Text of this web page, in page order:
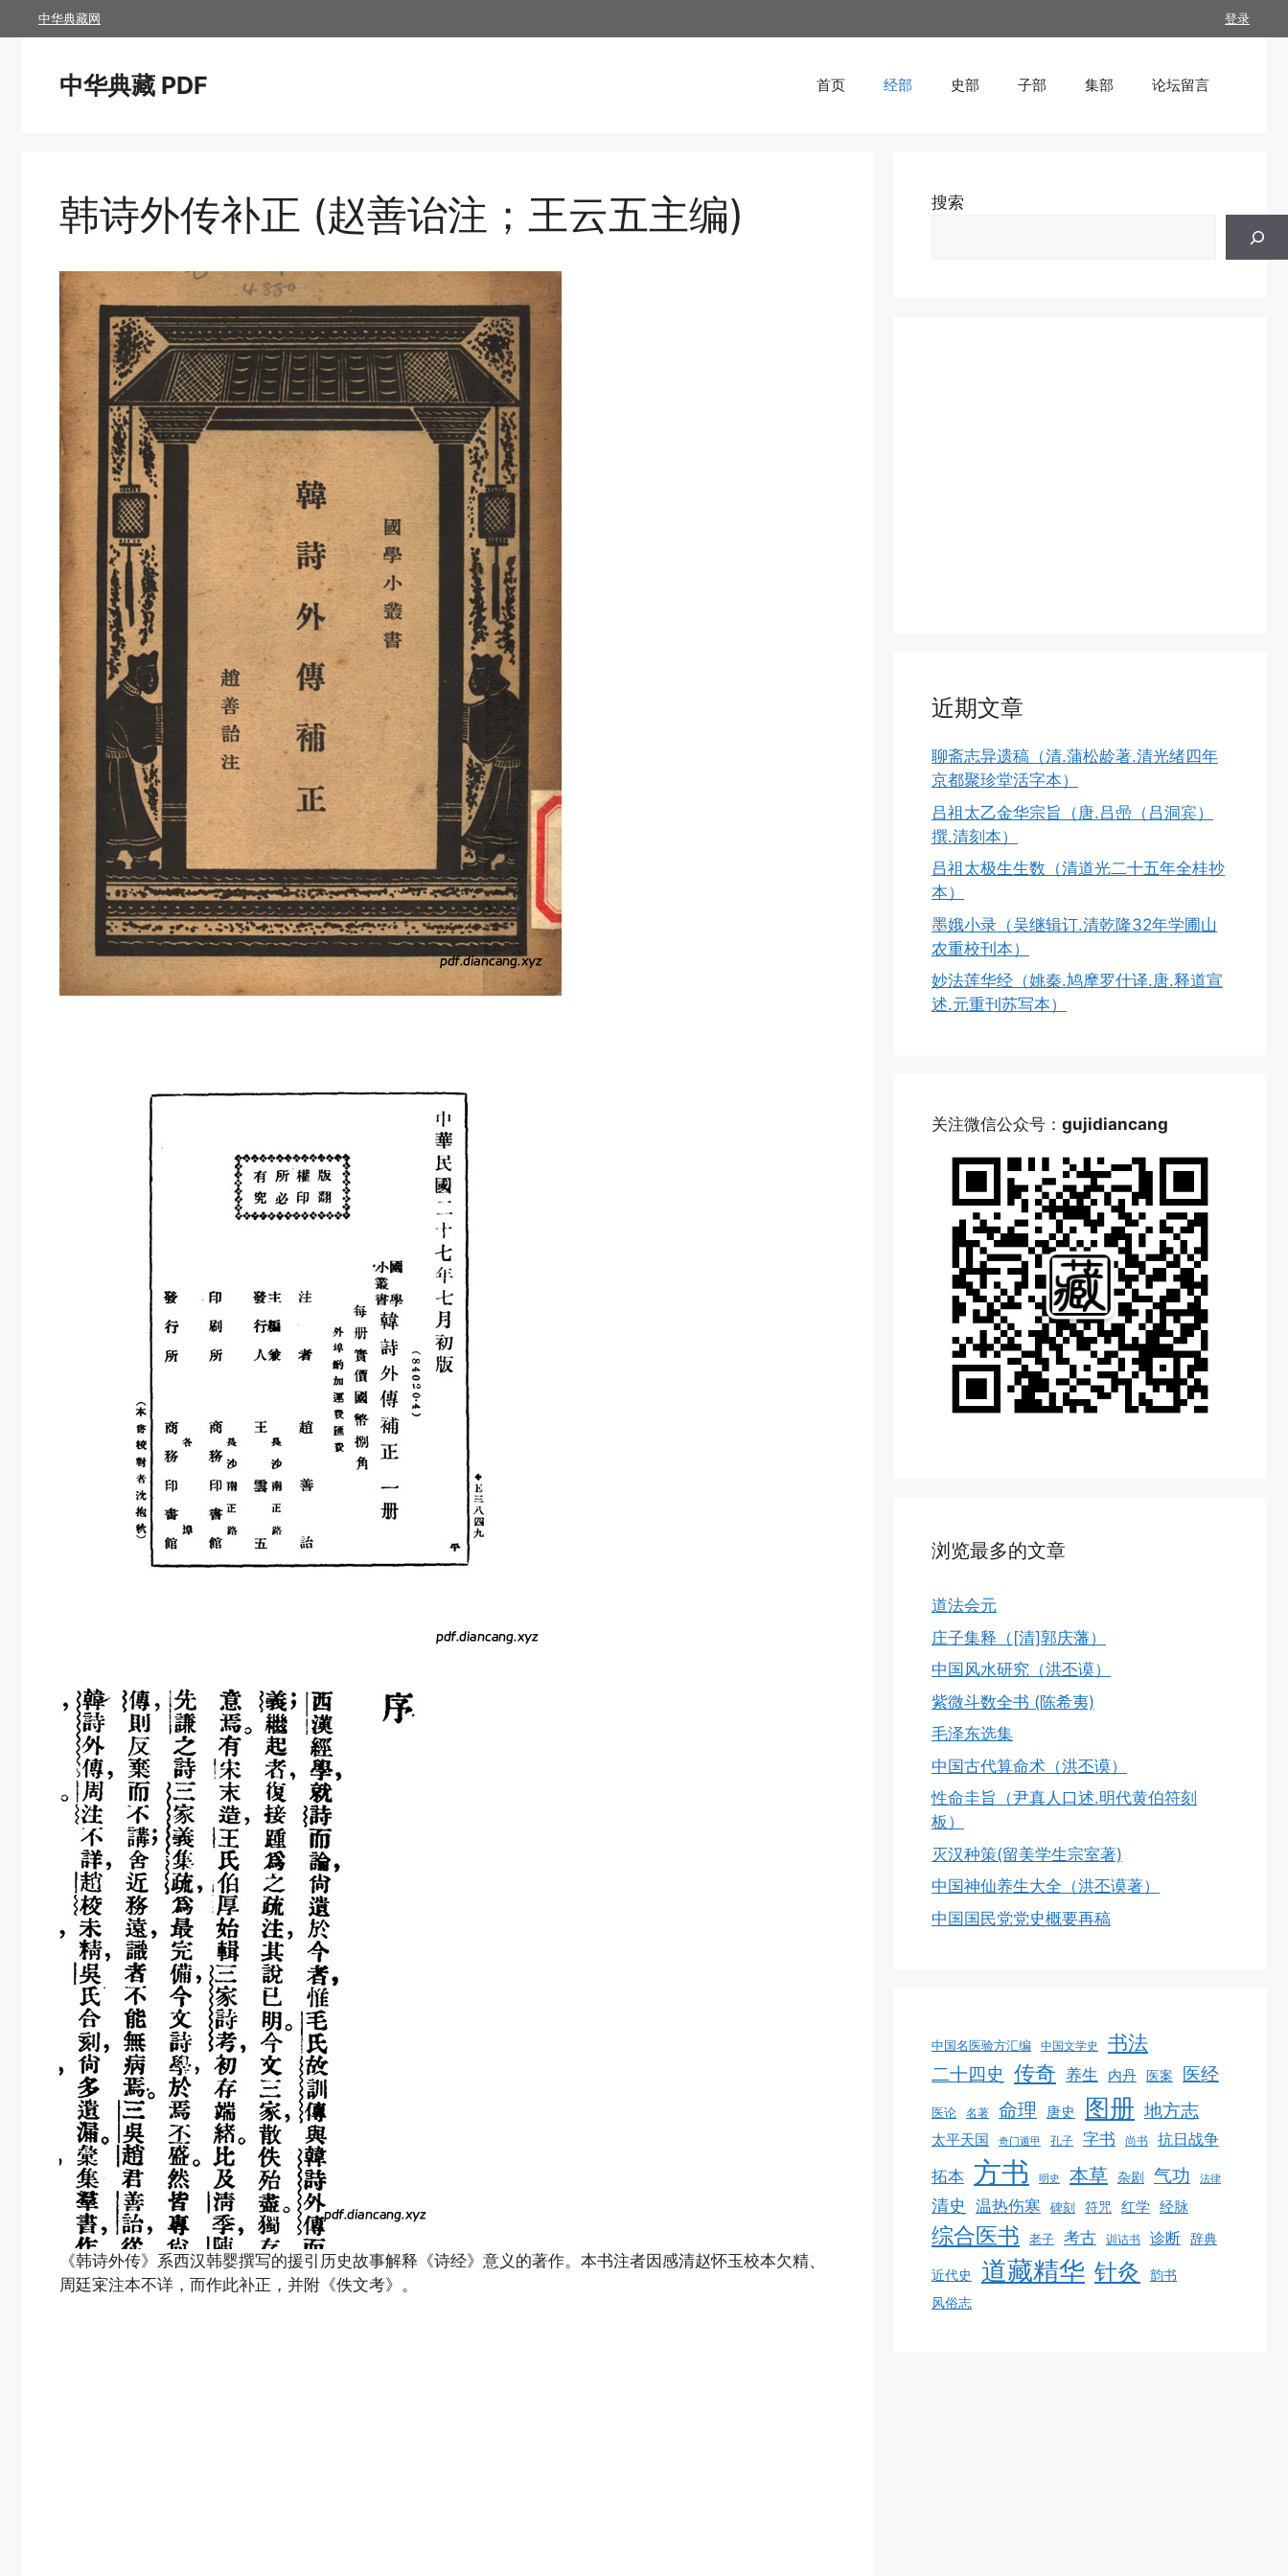
至
登录
中华典藏网
中华典藏 PDF 首页 经部 史部 子部 集部 论坛留言
韩诗外传补正 (赵善诒注；王云五主编)
《韩诗外传》系西汉韩婴撰写的援引历史故事解释《诗经》意义的著作。本书注者因感清赵怀玉校本欠精、
周廷宷注本不详，而作此补正，并附《佚文考》。
搜索
近期文章
聊斋志异遗稿（清.蒲松龄著.清光绪四年
京都聚珍堂活字本）
吕祖太乙金华宗旨（唐.吕喦（吕洞宾）
撰.清刻本）
吕祖太极生生数（清道光二十五年全桂抄
本）
墨娥小录（吴继辑订.清乾隆32年学圃山
农重校刊本）
妙法莲华经（姚秦.鸠摩罗什译.唐.释道宣
述.元重刊苏写本）
关注微信公众号： gujidiancang
浏览最多的文章
道法会元
庄子集释（[清]郭庆藩）
中国风水研究（洪丕谟）
紫微斗数全书 (陈希夷)
毛泽东选集
中国古代算命术（洪丕谟）
性命圭旨（尹真人口述.明代黄伯符刻
板）
灭汉种策(留美学生宗室著)
中国神仙养生大全（洪丕谟著）
中国国民党党史概要再稿
中国名医验方汇编 中国文学史 书法
二十四史 传奇 养生 内丹 医案 医经
医论 名著 命理 唐史 图册 地方志
太平天国 奇门遁甲 孔子 字书 尚书 抗日战争
拓本 方书 明史 本草 杂剧 气功 法律
清史 温热伤寒 碑刻 符咒 红学 经脉
综合医书 老子 考古 训诂书 诊断 辞典
近代史 道藏精华 针灸 韵书
风俗志